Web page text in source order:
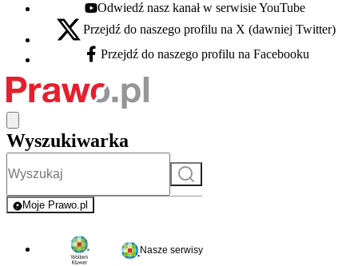
Youtube - otwiera się w nowej karcie
Odwiedź nasz kanał w serwisie YouTube
X - otwiera się w nowej karcie
Przejdź do naszego profilu na X (dawniej Twitter)
Facebook - otwiera się w nowej karcie
Przejdź do naszego profilu na Facebooku
Wyszukiwarka
Szukaj
Moje Prawo.pl
- rejestracja i logowanie do serwisu
Nasze serwisy